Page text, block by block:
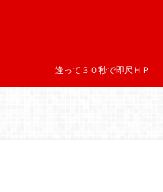
逢って３０秒で即尺ＨＰ